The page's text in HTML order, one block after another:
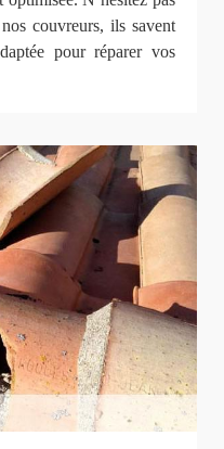
couvreurs, ils savent
pour réparer vos